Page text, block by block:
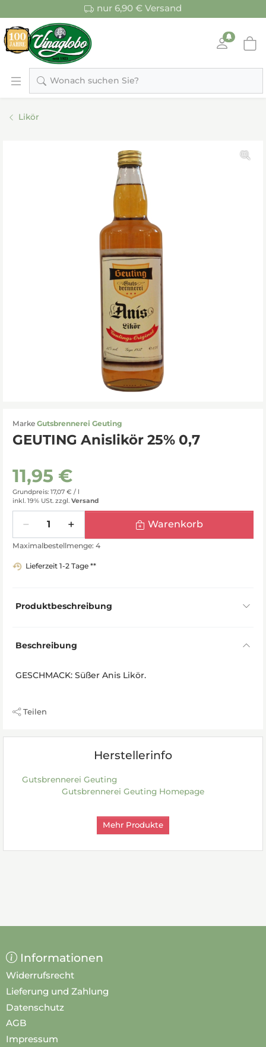
nur 6,90 € Versand
Wonach suchen Sie?
Likör
Marke Gutsbrennerei Geuting
GEUTING Anislikör 25% 0,7
11,95 €
Grundpreis: 17,07 € / l
inkl. 19% USt. zzgl. Versand
Warenkorb
Maximalbestellmenge: 4
Lieferzeit 1-2 Tage **
Produktbeschreibung
Beschreibung
GESCHMACK: Süßer Anis Likör.
Teilen
Herstellerinfo
Gutsbrennerei Geuting
Gutsbrennerei Geuting Homepage
Mehr Produkte
Informationen
Widerrufsrecht
Lieferung und Zahlung
Datenschutz
AGB
Impressum